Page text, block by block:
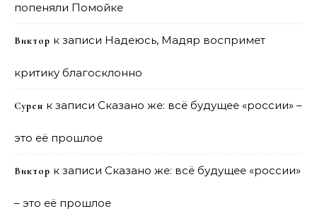
попеняли Помойке
Виктор к записи Надеюсь, Мадяр воспримет
критику благосклонно
Сурен к записи Сказано же: всё будущее «россии» –
это её прошлое
Виктор к записи Сказано же: всё будущее «россии»
– это её прошлое